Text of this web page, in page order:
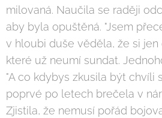
milovaná. Naučila se raději
aby byla opuštěná. "Jsem
v hloubi duše věděla, že si jen
které už neumí sundat.
"A co kdybys zkusila být chvíli
poprvé po letech brečela v
Zjistila, že nemusí pořád